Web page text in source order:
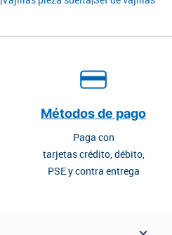
Métodos de pago
Paga con
tarjetas crédito, débito,
PSE y contra entrega